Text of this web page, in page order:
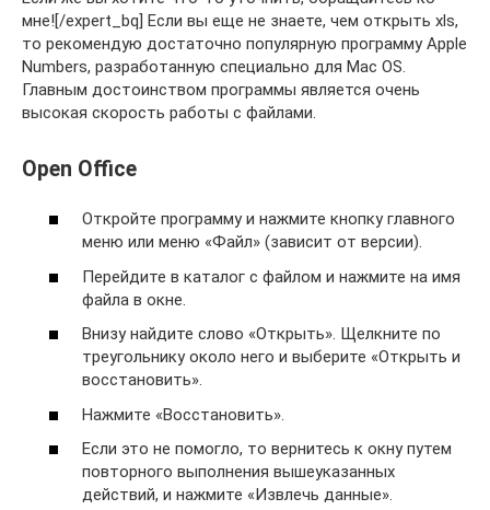
мне![/expert_bq] Если вы еще не знаете, чем открыть xls,
то рекомендую достаточно популярную программу Apple
Numbers, разработанную специально для Mac OS.
Главным достоинством программы является очень
высокая скорость работы с файлами.
Open Office
Откройте программу и нажмите кнопку главного
меню или меню «Файл» (зависит от версии).
Перейдите в каталог с файлом и нажмите на имя
файла в окне.
Внизу найдите слово «Открыть». Щелкните по
треугольнику около него и выберите «Открыть и
восстановить».
Нажмите «Восстановить».
Если это не помогло, то вернитесь к окну путем
повторного выполнения вышеуказанных
действий, и нажмите «Извлечь данные».